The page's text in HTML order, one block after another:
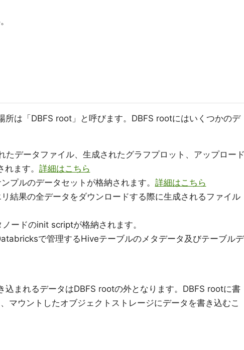
所は「DBFS root」と呼びます。DBFS rootにはいくつかのデ
たデータファイル、生成されたグラフプロット、アップロー
ます。 詳細はこちら
ルのデータセットが格納されます。 詳細はこちら
結果の全データをダウンロードする際に生成されるファイル
ードのinit scriptが格納されます。
で管理するHiveテーブルのメタデータ及びテーブルデ
込まれるデータはDBFS rootの外となります。DBFS rootに書
マウントしたオブジェクトストレージにデータを書き込むこ